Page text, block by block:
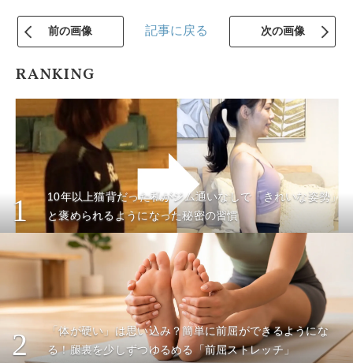
前の画像 記事に戻る 次の画像
RANKING
1
10年以上猫背だった私がジム通いなしで「きれいな姿勢」
と褒められるようになった秘密の習慣
2
「体が硬い」は思い込み？簡単に前屈ができるようにな
る！腿裏を少しずつゆるめる「前屈ストレッチ」